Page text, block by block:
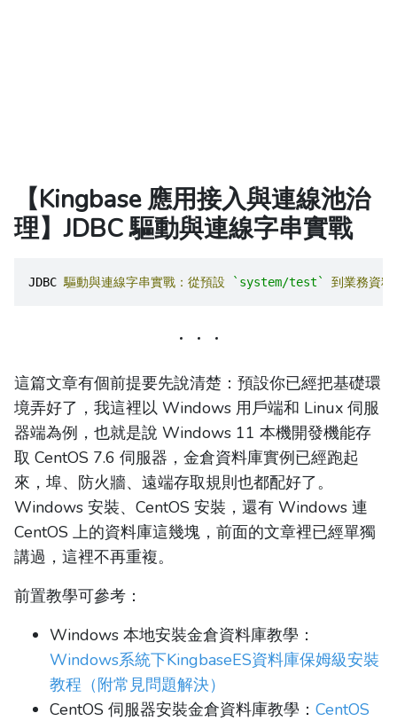
【Kingbase 應用接入與連線池治
理】JDBC 驅動與連線字串實戰
JDBC 驅動與連線字串實戰：從預設 `system/test` 到業務資料
這篇文章有個前提要先說清楚：預設你已經把基礎環
境弄好了，我這裡以 Windows 用戶端和 Linux 伺服
器端為例，也就是說 Windows 11 本機開發機能存
取 CentOS 7.6 伺服器，金倉資料庫實例已經跑起
來，埠、防火牆、遠端存取規則也都配好了。
Windows 安裝、CentOS 安裝，還有 Windows 連
CentOS 上的資料庫這幾塊，前面的文章裡已經單獨
講過，這裡不再重複。
前置教學可參考：
Windows 本地安裝金倉資料庫教學：
Windows系統下KingbaseES資料庫保姆級安裝
教程（附常見問題解決）
CentOS 伺服器安裝金倉資料庫教學： CentOS